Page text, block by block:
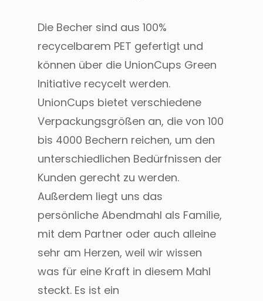
Die Becher sind aus 100%
recycelbarem PET gefertigt und
können über die UnionCups Green
Initiative recycelt werden.
UnionCups bietet verschiedene
Verpackungsgrößen an, die von 100
bis 4000 Bechern reichen, um den
unterschiedlichen Bedürfnissen der
Kunden gerecht zu werden​.
Außerdem liegt uns das
persönliche Abendmahl als Familie,
mit dem Partner oder auch alleine
sehr am Herzen, weil wir wissen
was für eine Kraft in diesem Mahl
steckt. Es ist ein